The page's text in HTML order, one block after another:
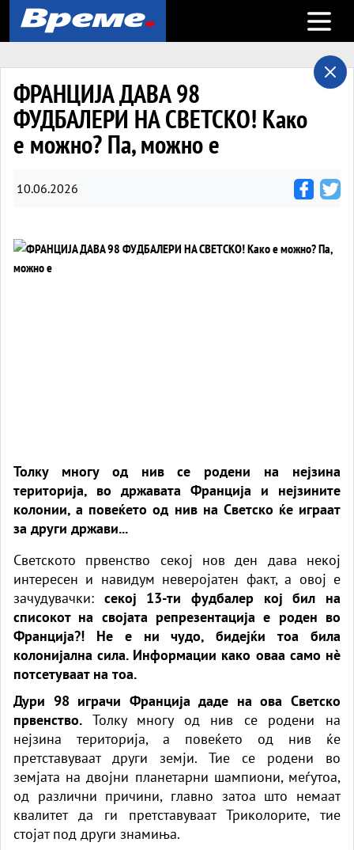
Open
ФРАНЦИЈА ДАВА 98
ФУДБАЛЕРИ НА СВЕТСКО! Како
е можно? Па, можно е
10.06.2026
Толку многу од нив се родени на нејзина
територија, во државата Франција и нејзините
колонии, а повеќето од нив на Светско ќе играат
за други држави...
Светското првенство секој нов ден дава некој
интересен и навидум неверојатен факт, а овој е
зачудувачки: секој 13-ти фудбалер кој бил на
списокот на својата репрезентација е роден во
Франција?! Не е ни чудо, бидејќи тоа била
колонијална сила. Информации како оваа само нè
потсетуваат на тоа.
Дури 98 играчи Франција даде на ова Светско
првенство. Толку многу од нив се родени на
нејзина територија, а повеќето од нив ќе
претставуваат други земји. Тие се родени во
земјата на двојни планетарни шампиони, меѓутоа,
од различни причини, главно затоа што немаат
квалитет да ги претставуваат Триколорите, тие
стојат под други знамиња.